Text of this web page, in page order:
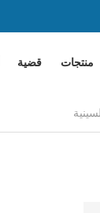
منتجات قضية